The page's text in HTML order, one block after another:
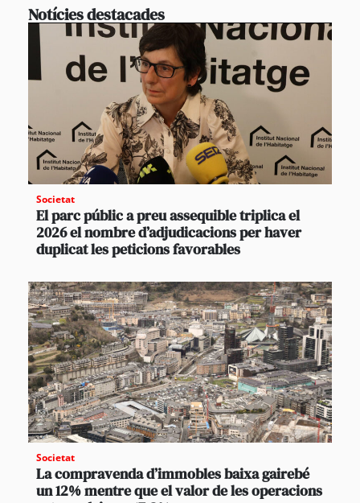
Notícies destacades
Societat
El parc públic a preu assequible triplica el
2026 el nombre d’adjudicacions per haver
duplicat les peticions favorables
Societat
La compravenda d’immobles baixa gairebé
un 12% mentre que el valor de les operacions